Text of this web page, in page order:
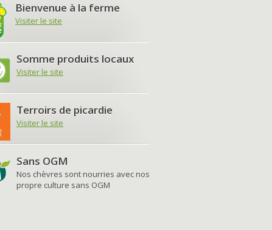
Bienvenue à la ferme
Visiter le site
Somme produits locaux
Visiter le site
Terroirs de picardie
Visiter le site
Sans OGM
Nos chèvres sont nourries avec nos
propre culture sans OGM